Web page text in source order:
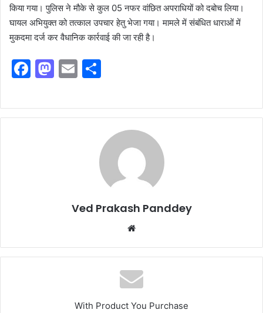
किया गया। पुलिस ने मौके से कुल 05 नफर वांछित अपराधियों को दबोच लिया।
घायल अभियुक्त को तत्काल उपचार हेतु भेजा गया। मामले में संबंधित धाराओं में
मुकदमा दर्ज कर वैधानिक कार्रवाई की जा रही है।
F
c
e
M
st
o
E
ai
l
ar
e
Ved Prakash Panddey
With Product You Purchase